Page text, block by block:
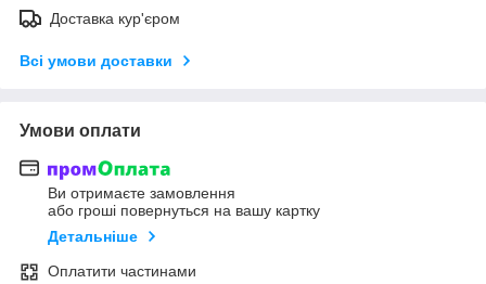
Доставка кур'єром
Всі умови доставки
Умови оплати
Ви отримаєте замовлення
або гроші повернуться на вашу картку
Детальніше
Оплатити частинами